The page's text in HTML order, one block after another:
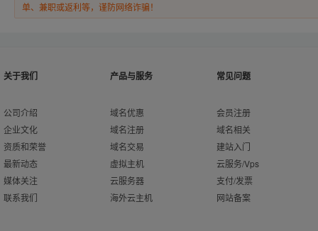
单、兼职或返利等，谨防网络诈骗！
关于我们
公司介绍
企业文化
资质和荣誉
最新动态
媒体关注
联系我们
产品与服务
域名优惠
域名注册
域名交易
虚拟主机
云服务器
海外云主机
常见问题
会员注册
域名相关
建站入门
云服务/Vps
支付/发票
网站备案